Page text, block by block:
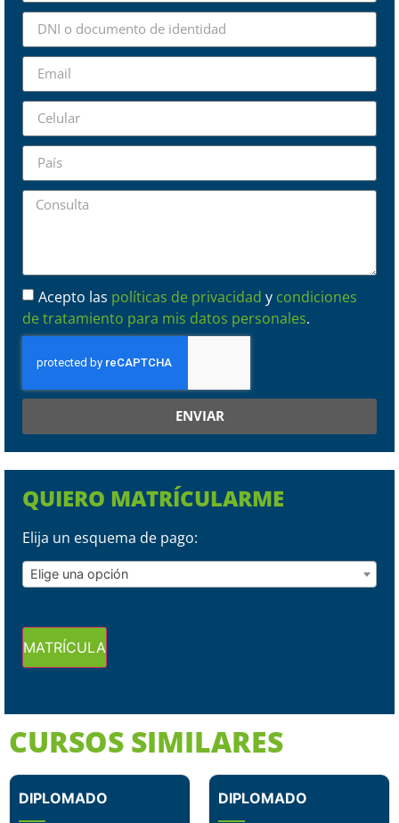
Acepto las políticas de privacidad y condiciones
de tratamiento para mis datos personales.
ENVIAR
QUIERO MATRÍCULARME
Elija un esquema de pago:
Elige una opción
MATRÍCULA
CURSOS SIMILARES
DIPLOMADO DIPLOMADO